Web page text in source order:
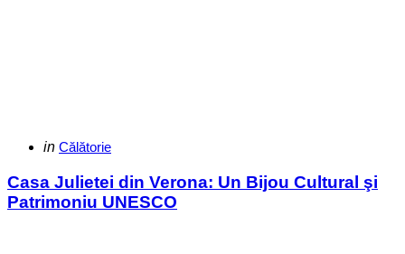
Categories
Posted
in Călătorie
Casa Julietei din Verona: Un Bijou Cultural şi
Patrimoniu UNESCO